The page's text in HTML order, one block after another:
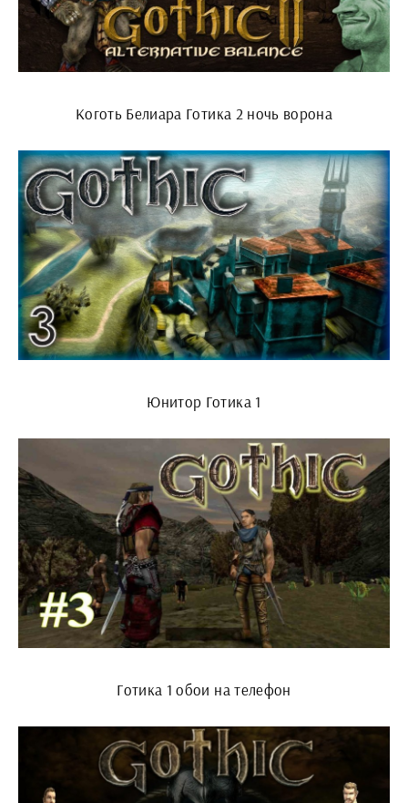
Коготь Белиара Готика 2 ночь ворона
Юнитор Готика 1
Готика 1 обои на телефон